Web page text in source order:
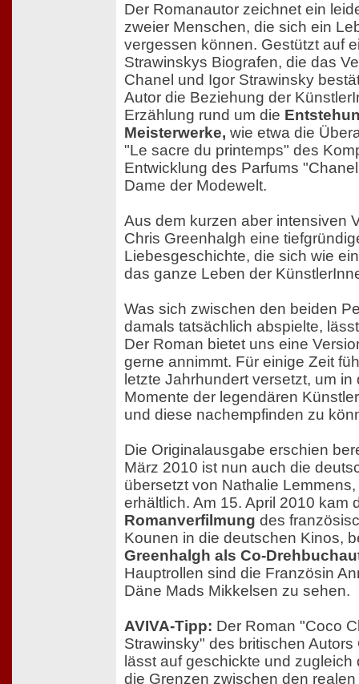
Der Romanautor zeichnet ein
zweier Menschen, die sich ein
vergessen können. Gestützt auf
Strawinskys Biografen, die das
Chanel und Igor Strawinsky
Autor die Beziehung der
Erzählung rund um die
Meisterwerke, wie etwa die
"Le sacre du printemps" des
Entwicklung des Parfums
Dame der Modewelt.
Aus dem kurzen aber intensiven
Chris Greenhalgh eine
Liebesgeschichte, die sich wie
das ganze Leben der
Was sich zwischen den beiden
damals tatsächlich abspielte,
Der Roman bietet uns eine
gerne annimmt. Für einige Zeit
letzte Jahrhundert versetzt, um in
Momente der legendären
und diese nachempfinden zu
Die Originalausgabe erschien
März 2010 ist nun auch die
übersetzt von Nathalie
erhältlich. Am 15. April 2010 kam
Romanverfilmung des
Kounen in die deutschen Kinos,
Greenhalgh als Co-
Hauptrollen sind die Französin
Däne Mads Mikkelsen zu sehen.
AVIVA-Tipp: Der Roman "Coco
Strawinsky" des britischen
lässt auf geschickte und
die Grenzen zwischen den